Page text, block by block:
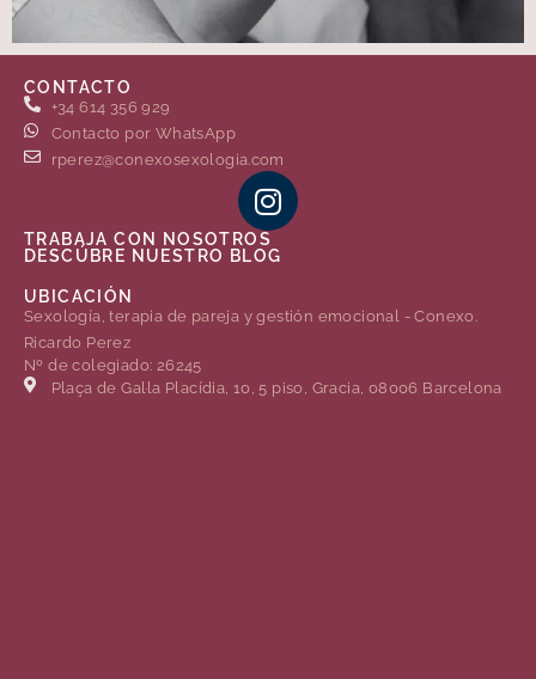
CONTACTO
+34 614 356 929
Contacto por WhatsApp
rperez@conexosexologia.com
TRABAJA CON NOSOTROS
DESCÚBRE NUESTRO BLOG
UBICACIÓN
Sexología, terapia de pareja y gestión emocional - Conexo.
Ricardo Perez
Nº de colegiado: 26245
Plaça de Gal·la Placídia, 10, 5 piso, Gracia, 08006 Barcelona